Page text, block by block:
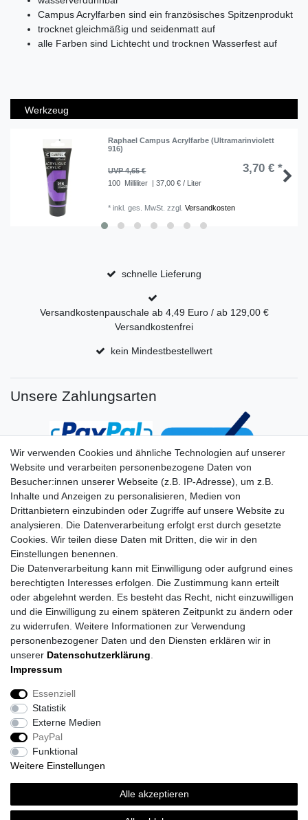
Campus Acrylfarben sind ein französisches Spitzenprodukt
trocknet gleichmäßig und seidenmatt auf
alle Farben sind Lichtecht und trocknen Wasserfest auf
Werkzeug
Raphael Campus Acrylfarbe (Ultramarinviolett
916)
UVP 4,65 € 3,70 € *
100 Milliliter | 37,00 € / Liter
*inkl. ges. MwSt. zzgl.Versandkosten
schnelle Lieferung
Versandkostenpauschale ab 4,49 Euro / ab 129,00 €
Versandkostenfrei
kein Mindestbestellwert
Unsere Zahlungsarten
Impressum
Barrierefreiheitserklärung
Versandkosten
© Topi´s Farben GmbH 2026 | Alle Rechte vorbehalten.
Wir verwenden Cookies und ähnliche Technologien auf unserer
Website und verarbeiten personenbezogene Daten von
Besucher:innen unserer Webseite (z.B. IP-Adresse), um z.B.
Inhalte und Anzeigen zu personalisieren, Medien von
Drittanbietern einzubinden oder Zugriffe auf unsere Website zu
analysieren. Die Datenverarbeitung erfolgt erst durch gesetzte
Cookies. Wir teilen diese Daten mit Dritten, die wir in den
Einstellungen benennen.
Die Datenverarbeitung kann mit Einwilligung oder aufgrund eines
berechtigten Interesses erfolgen. Die Zustimmung kann erteilt
oder abgelehnt werden. Es besteht das Recht, nicht einzuwilligen
und die Einwilligung zu einem späteren Zeitpunkt zu ändern oder
zu widerrufen. Weitere Informationen zur Verwendung
personenbezogener Daten und den Diensten erklären wir in
unserer Daten­schutz­erklärung
Impressum
Essenziell
Statistik
Externe Medien
PayPal
Funktional
Weitere Einstellungen
Alle akzeptieren